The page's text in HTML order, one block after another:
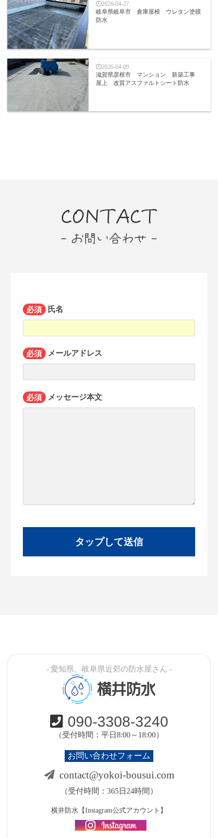
2026-04-27
岐阜県岐阜市 倉庫屋根 ウレタン塗膜
防水
2026-04-09
滋賀県彦根市 マンション 新築工事
屋上 改質アスファルトシート防水
CONTACT
- お問い合わせ -
必須 氏名
必須 メールアドレス
必須 メッセージ本文
- 愛知県、岐阜県近郊の防水屋さん -
横井防水
090-3308-3240
（受付時間：平日8:00～18:00）
お問い合わせフォーム
contact@yokoi-bousui.com
（受付時間：365日24時間）
横井防水【Instagram公式アカウント】